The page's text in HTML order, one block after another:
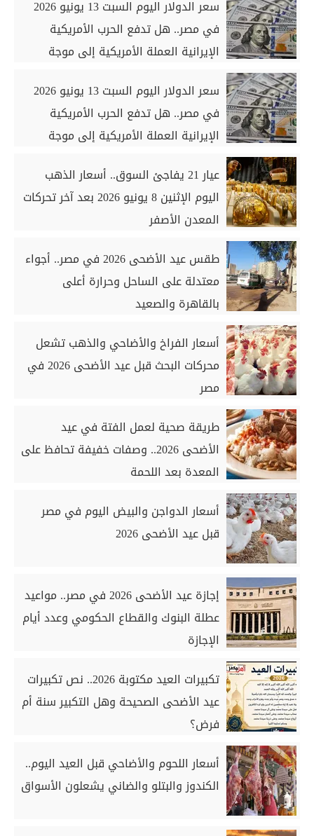
سعر الدولار اليوم السبت 13 يونيو 2026
في مصر.. هل تدفع الحرب الأمريكية
الإيرانية العملة الأمريكية إلى موجة
سعر الدولار اليوم السبت 13 يونيو 2026
في مصر.. هل تدفع الحرب الأمريكية
الإيرانية العملة الأمريكية إلى موجة
عيار 21 يفاجئ السوق.. أسعار الذهب
اليوم الإثنين 8 يونيو 2026 بعد آخر تحركات
المعدن الأصفر
طقس عيد الأضحى 2026 في مصر.. أجواء
معتدلة على الساحل وحرارة أعلى
بالقاهرة والصعيد
أسعار الفراخ والأضاحي والذهب تشعل
محركات البحث قبل عيد الأضحى 2026 في
مصر
طريقة صحية لعمل الفتة في عيد
الأضحى 2026.. وصفات خفيفة تحافظ على
المعدة بعد اللحمة
أسعار الدواجن والبيض اليوم في مصر
قبل عيد الأضحى 2026
إجازة عيد الأضحى 2026 في مصر.. مواعيد
عطلة البنوك والقطاع الحكومي وعدد أيام
الإجازة
تكبيرات العيد مكتوبة 2026.. نص تكبيرات
عيد الأضحى الصحيحة وهل التكبير سنة أم
فرض؟
أسعار اللحوم والأضاحي قبل العيد اليوم..
الكندوز والبتلو والضاني يشعلون الأسواق